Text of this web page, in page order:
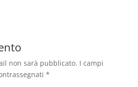
non sarà pubblicato. I campi
*